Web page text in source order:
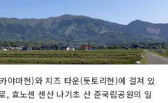
야마현)와 치즈 타운(돗토리현)에 걸쳐 있
효노센 센산 나기초 산 준국립공원의 일